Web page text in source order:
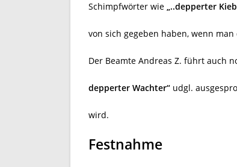
Schimpfwörter wie „..depperter
von sich gegeben haben, wenn
Der Beamte Andreas Z. führt auch
depperter Wachter“ udgl.
wird.
Festnahme